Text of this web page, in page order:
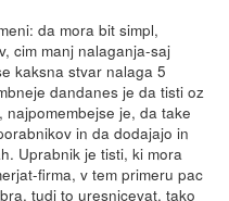
da mora bit simpl,
cim manj nalaganja-saj
kaksna stvar nalaga 5
dandanes je da tisti oz
je, da take
in da dodajajo in
Uprabnik je tisti, ki mora
firma, v tem primeru pac
tudi to uresnicevat, tako